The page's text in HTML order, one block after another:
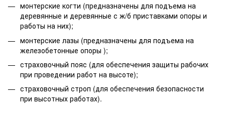
монтерские когти (предназначены для подъема на
деревянные и деревянные с ж/б приставками опоры и
работы на них);
монтерские лазы (предназначены для подъема на
железобетонные опоры );
страховочный пояс (для обеспечения защиты рабочих
при проведении работ на высоте);
страховочный строп (для обеспечения безопасности
при высотных работах).